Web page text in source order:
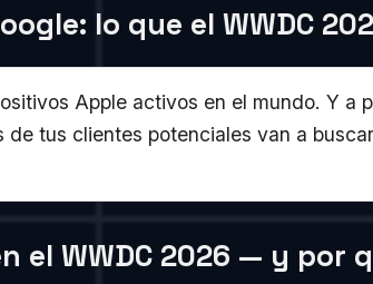
lo que el WWDC
Apple activos en el mundo. Y
de tus clientes potenciales van a
el WWDC 2026 — y